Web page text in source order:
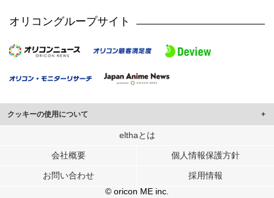
オリコングループサイト
クッキーの使用について
このサイトでは Cookie を使用して、ユーザーに合わせたコンテンツや広告の
行っています。
メディアや広告配信、データ解析の各パートナーに提供しています。
各パートナーは、この情報とユーザーが各パートナーに提供した他の情報や、
elthaとは
会社概要 個人情報保護方針
お問い合わせ
採用情報
© oricon ME inc.